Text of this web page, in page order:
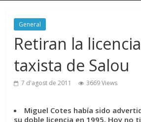
General
Retiran la
taxista de Salou
7 d'agost de 2011 3669 Views
Miguel Cotes había sido
su doble licencia en 1995. Hoy no